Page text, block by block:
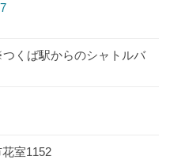
くば駅からのシャトルバ
室1152